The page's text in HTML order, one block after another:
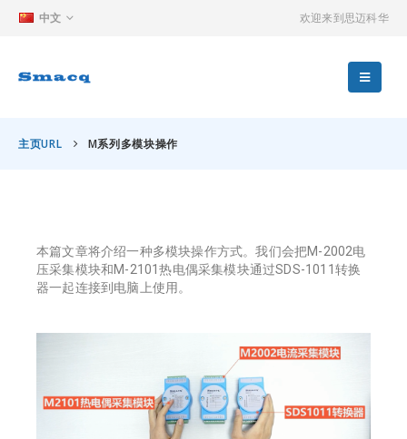
中文 欢迎来到思迈科华
主页URL M系列多模块操作
本篇文章将介绍一种多模块操作方式。我们会把M-2002电
压采集模块和M-2101热电偶采集模块通过SDS-1011转换
器一起连接到电脑上使用。